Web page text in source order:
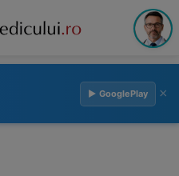
▶ GooglePlay ×